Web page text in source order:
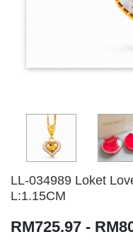
LL-034989 Loket
L:1.15CM
RM725.97 -